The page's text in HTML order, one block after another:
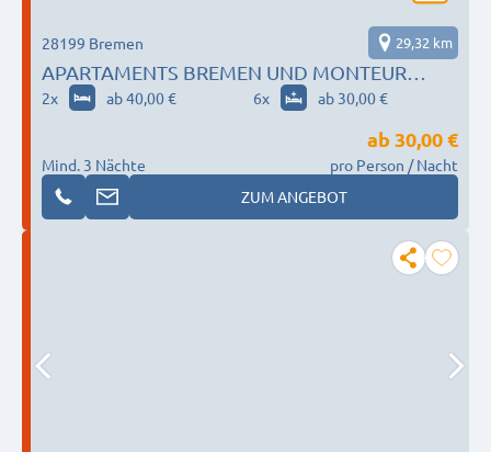
APARTAMENTS BREMEN UND MONTEUR
ZIMMER
28199 Bremen 29,32 km
2x ab 40,00 € 6x ab 30,00 €
Mind. 3 Nächte
ab 30,00 €
pro Person / Nacht
ZUM ANGEBOT